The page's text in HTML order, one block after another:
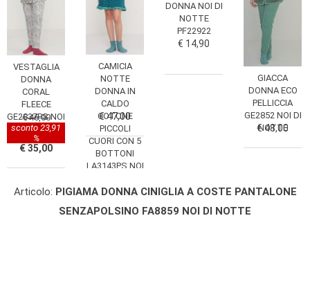
VESTAGLIA
DONNA
CORAL
FLEECE
GE2837PS NOI
DI NOTTE
€ 46,00
sconto 23,91
%
€ 35,00
CAMICIA
NOTTE
DONNA IN
CALDO
COTONE
PICCOLI
CUORI CON 5
BOTTONI
LA3143PS NOI
€ 47,00
DONNA NOI DI
NOTTE
PF22922
€ 14,90
GIACCA
DONNA ECO
PELLICCIA
GE2852 NOI DI
NOTTE
€ 48,00
Articolo: PIGIAMA DONNA CINIGLIA A COSTE PANTALONE
SENZAPOLSINO FA8859 NOI DI NOTTE